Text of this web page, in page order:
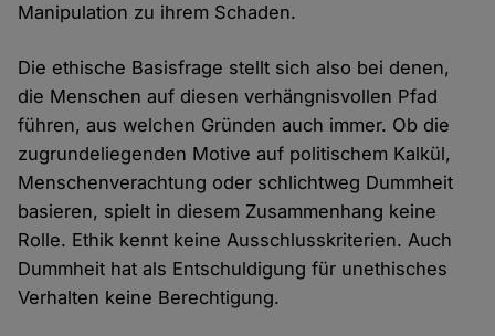
Manipulation zu ihrem Schaden.
Die ethische Basisfrage stellt sich also bei denen,
die Menschen auf diesen verhängnisvollen Pfad
führen, aus welchen Gründen auch immer. Ob die
zugrundeliegenden Motive auf politischem Kalkül,
Menschenverachtung oder schlichtweg Dummheit
basieren, spielt in diesem Zusammenhang keine
Rolle. Ethik kennt keine Ausschlusskriterien. Auch
Dummheit hat als Entschuldigung für unethisches
Verhalten keine Berechtigung.